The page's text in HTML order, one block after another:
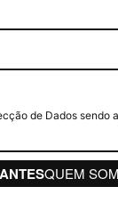
de Dados sendo
QUEM